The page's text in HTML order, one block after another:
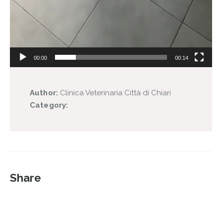
00:00 00:14
Author: Clinica Veterinaria Città di Chiari
Category:
Share